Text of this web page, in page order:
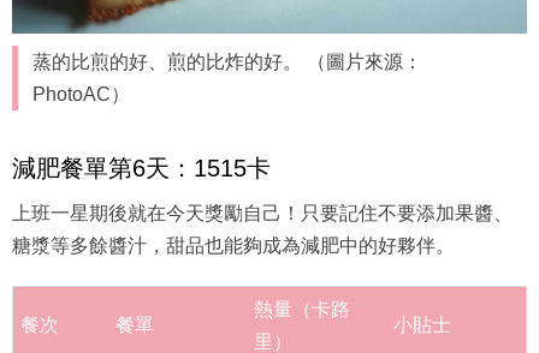
蒸的比煎的好、煎的比炸的好。 （圖片來源：
PhotoAC）
減肥餐單第6天：1515卡
上班一星期後就在今天獎勵自己！只要記住不要添加果醬、
糖漿等多餘醬汁，甜品也能夠成為減肥中的好夥伴。
餐次 餐單
熱量（卡路
里）
小貼士